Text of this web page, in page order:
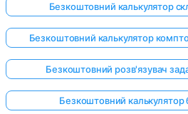
Безкоштовний калькулятор
Безкоштовний калькулятор
Безкоштовний розв'язувач
Безкоштовний калькулятор